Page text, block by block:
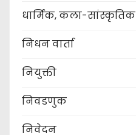
धार्मिक, कला-सांस्कृतिक
निधन वार्ता
नियुक्ती
निवडणुक
निवेदन